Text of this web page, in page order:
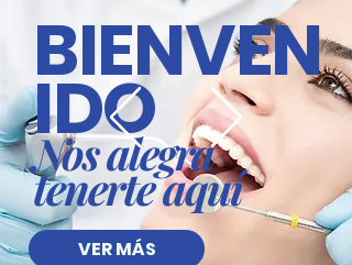
BIENVEN
IDO
Nos alegra
tenerte aquí
VER MÁS